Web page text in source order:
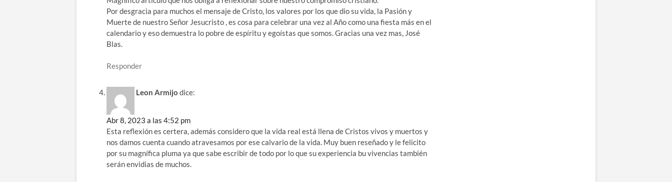
Por desgracia para muchos el mensaje de Cristo, los valores por los que dio su vida, la Pasión y
Muerte de nuestro Señor Jesucristo , es cosa para celebrar una vez al Año como una fiesta más en el
calendario y eso demuestra lo pobre de espíritu y egoístas que somos. Gracias una vez mas, José
Blas.
Responder
Leon Armijo dice:
Abr 8, 2023 a las 4:52 pm
Esta reflexión es certera, además considero que la vida real está llena de Cristos vivos y muertos y
nos damos cuenta cuando atravesamos por ese calvario de la vida. Muy buen reseñado y le felicito
por su magnífica pluma ya que sabe escribir de todo por lo que su experiencia bu vivencias también
serán envidias de muchos.